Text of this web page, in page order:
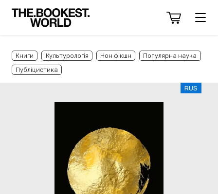
Книги Культурологія Нон фікшн
Популярна наука
Публіцистика
RUS